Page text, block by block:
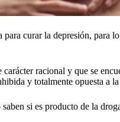
curar la depresión, para
racional y que se
y totalmente opuesta a
si es producto de la